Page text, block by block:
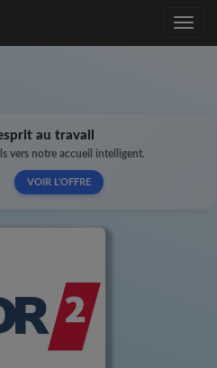
Toggle
au travail
vers notre accueil intelligent.
VOIR L'OFFRE